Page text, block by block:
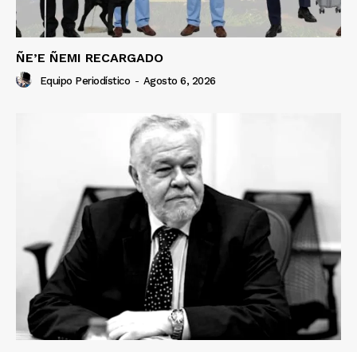
ÑE’E ÑEMI RECARGADO
Equipo Periodístico - Agosto 6, 2026